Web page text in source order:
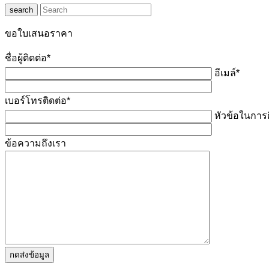
search
ขอใบเสนอราคา
ชื่อผู้ติดต่อ*
อีเมล์*
เบอร์โทรติดต่อ*
หัวข้อในกา
ข้อความถึงเรา